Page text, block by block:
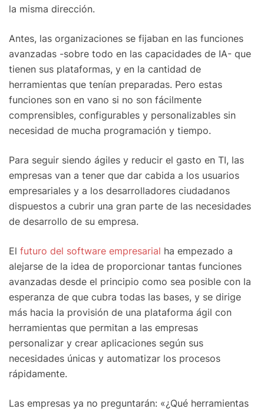
la misma dirección.
Antes, las organizaciones se fijaban en las funciones
avanzadas -sobre todo en las capacidades de IA- que
tienen sus plataformas, y en la cantidad de
herramientas que tenían preparadas. Pero estas
funciones son en vano si no son fácilmente
comprensibles, configurables y personalizables sin
necesidad de mucha programación y tiempo.
Para seguir siendo ágiles y reducir el gasto en TI, las
empresas van a tener que dar cabida a los usuarios
empresariales y a los desarrolladores ciudadanos
dispuestos a cubrir una gran parte de las necesidades
de desarrollo de su empresa.
El futuro del software empresarial ha empezado a
alejarse de la idea de proporcionar tantas funciones
avanzadas desde el principio como sea posible con la
esperanza de que cubra todas las bases, y se dirige
más hacia la provisión de una plataforma ágil con
herramientas que permitan a las empresas
personalizar y crear aplicaciones según sus
necesidades únicas y automatizar los procesos
rápidamente.
Las empresas ya no preguntarán: «¿Qué herramientas